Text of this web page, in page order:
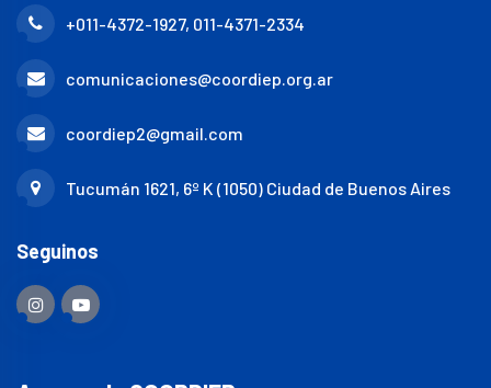
+011-4372-1927, 011-4371-2334
comunicaciones@coordiep.org.ar
coordiep2@gmail.com
Tucumán 1621, 6º K (1050) Ciudad de Buenos Aires
Seguinos